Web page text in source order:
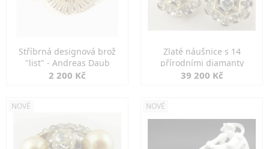
Stříbrná designová brož
"list" - Andreas Daub
2 200 Kč
Zlaté náušnice s 14
přírodními diamanty
39 200 Kč
NOVÉ NOVÉ